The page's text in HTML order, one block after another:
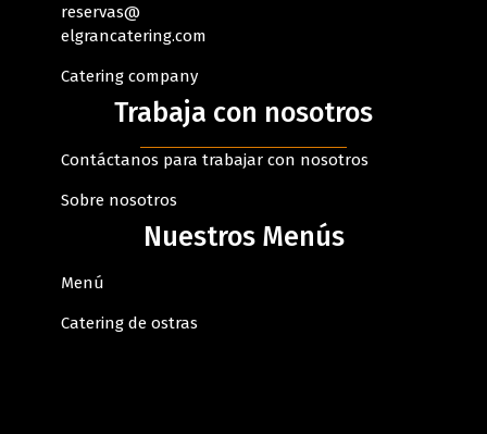
reservas@
elgrancatering.com
Catering company
Trabaja con nosotros
Contáctanos para trabajar con nosotros
Sobre nosotros
Nuestros Menús
Menú
Catering de ostras